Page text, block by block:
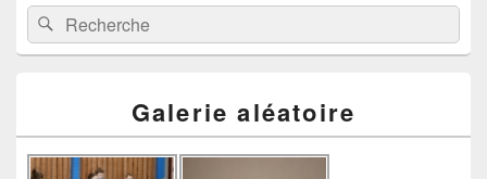
Recherche :Rechercher
Galerie aléatoire